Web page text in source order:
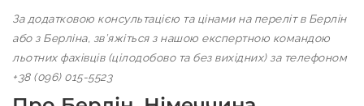
За додатковою консультацією та цінами на переліт в Берлін
або з Берліна, зв’яжіться з нашою експертною командою
льотних фахівців (цілодобово та без вихідних) за телефоном
+38 (096) 015-5523